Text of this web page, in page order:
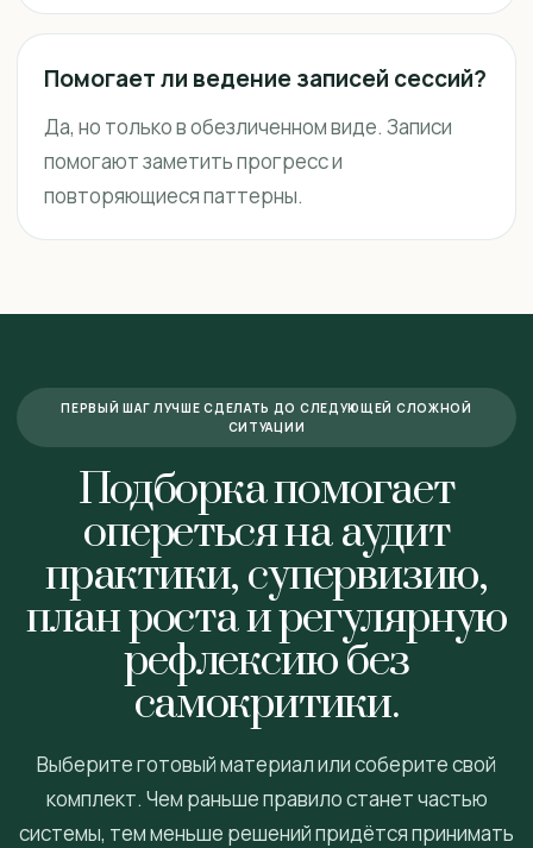
Помогает ли ведение записей сессий?
Да, но только в обезличенном виде. Записи
помогают заметить прогресс и
повторяющиеся паттерны.
ПЕРВЫЙ ШАГ ЛУЧШЕ СДЕЛАТЬ ДО СЛЕДУЮЩЕЙ СЛОЖНОЙ
СИТУАЦИИ
Подборка помогает
опереться на аудит
практики, супервизию,
план роста и регулярную
рефлексию без
самокритики.
Выберите готовый материал или соберите свой
комплект. Чем раньше правило станет частью
системы, тем меньше решений придётся принимать